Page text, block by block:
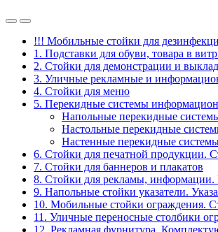
!!! Мобильные стойки для
1. Подставки для обуви, товара в
2. Стойки для демонстрации и
3. Уличные рекламные и
4. Стойки для меню
5. Перекидные системы
Напольные перекидные
Настольные перекидные
Настенные перекидные
6. Стойки для печатной продукции.
7. Стойки для баннеров и плакатов
8. Стойки для рекламы,
9. Напольные стойки указатели.
10. Мобильные стойки ограждения.
11. Уличные переносные столбики
12. Рекламная фурнитура.